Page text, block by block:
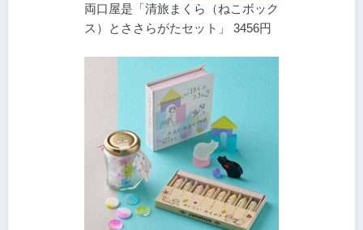
両口屋是「清旅まくら（ねこボック
ス）とささらがたセット」 3456円